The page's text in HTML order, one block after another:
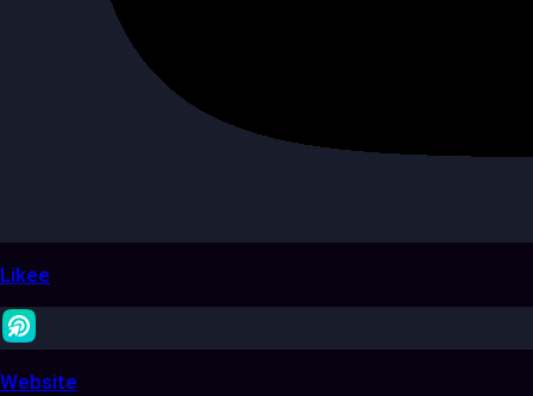
Likee
Website